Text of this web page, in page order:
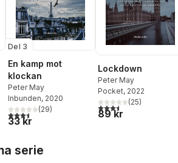
antal röster:
Del 3
En kamp mot
klockan
Peter May
Inbunden, 2020
3,5utav 5 stjärnor. Totalt antal röster:
(29)
33 kr
Lockdown
Peter May
Pocket, 2022
3,5utav 5 stjärnor.
(25)
89 kr
serie